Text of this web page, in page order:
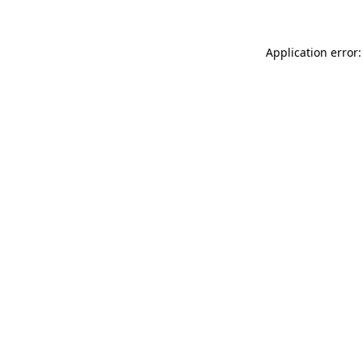
Application